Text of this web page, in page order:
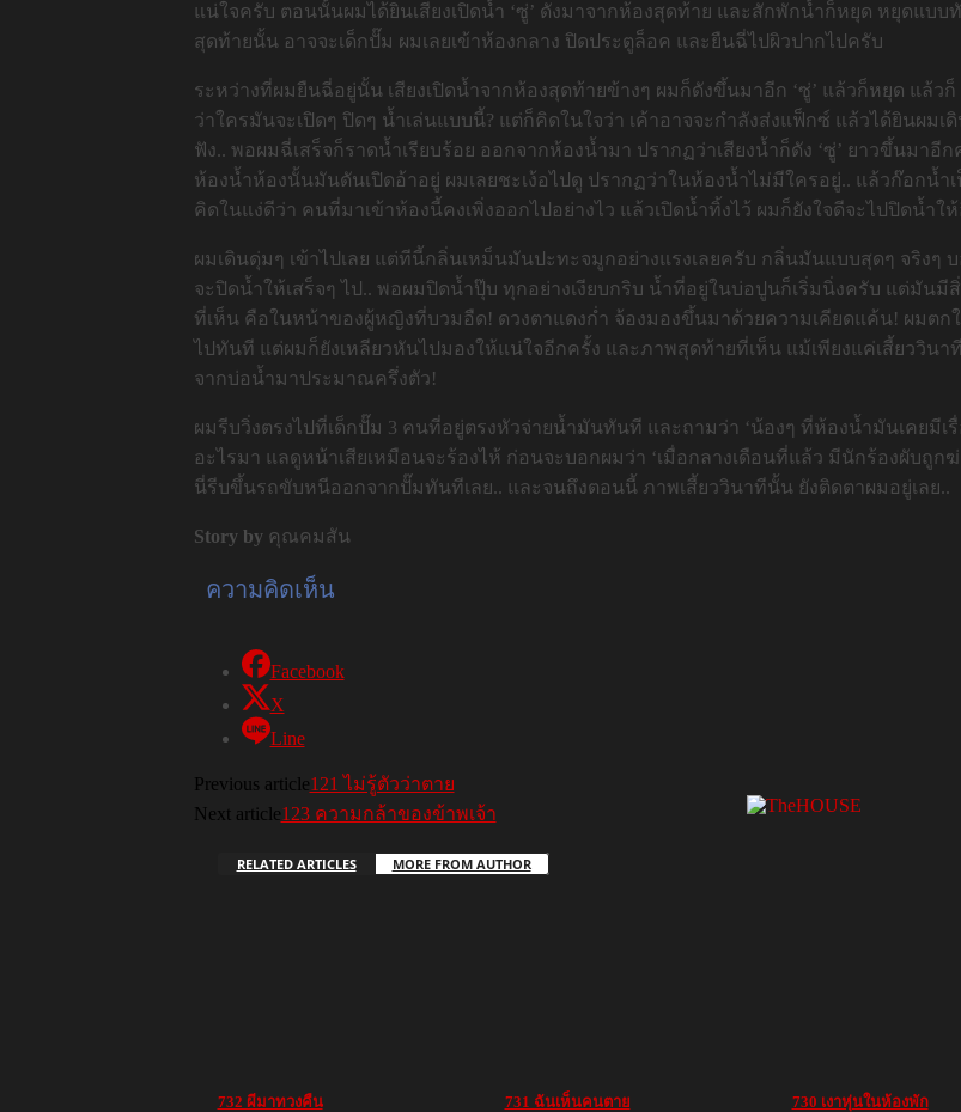
แน่ใจครับ ตอนนั้นผมได้ยินเสียงเปิดน้ำ ‘ซู่’ ดังมาจากห้องสุดท้าย และสักพักน้ำก็หยุด หยุดแบ
สุดท้ายนั้น อาจจะเด็กปั๊ม ผมเลยเข้าห้องกลาง ปิดประตูล็อค และยืนฉี่ไปผิวปากไปครับ
ระหว่างที่ผมยืนฉี่อยู่นั้น เสียงเปิดน้ำจากห้องสุดท้ายข้างๆ ผมก็ดังขึ้นมาอีก ‘ซู่’ แล้วก็หยุด แล้ว
ว่าใครมันจะเปิดๆ ปิดๆ น้ำเล่นแบบนี้? แต่ก็คิดในใจว่า เค้าอาจจะกำลังส่งแฟ็กซ์ แล้วได้ยินผมเ
ฟัง.. พอผมฉี่เสร็จก็ราดน้ำเรียบร้อย ออกจากห้องน้ำมา ปรากฏว่าเสียงน้ำก็ดัง ‘ซู่’ ยาวขึ้นมา
ห้องน้ำห้องนั้นมันดันเปิดอ้าอยู่ ผมเลยชะเง้อไปดู ปรากฏว่าในห้องน้ำไม่มีใครอยู่.. แล้วก๊อกน้
คิดในแง่ดีว่า คนที่มาเข้าห้องนี้คงเพิ่งออกไปอย่างไว แล้วเปิดน้ำทิ้งไว้ ผมก็ยังใจดีจะไปปิดน้ำใ
ผมเดินดุ่มๆ เข้าไปเลย แต่ทีนี้กลิ่นเหม็นมันปะทะจมูกอย่างแรงเลยครับ กลิ่นมันแบบสุดๆ จริงๆ
จะปิดน้ำให้เสร็จๆ ไป.. พอผมปิดน้ำปุ๊บ ทุกอย่างเงียบกริบ น้ำที่อยู่ในบ่อปูนก็เริ่มนิ่งครับ แต่มัน
ที่เห็น คือในหน้าของผู้หญิงที่บวมอืด! ดวงตาแดงก่ำ จ้องมองขึ้นมาด้วยความเคียดแค้น! ผมตก
ไปทันที แต่ผมก็ยังเหลียวหันไปมองให้แน่ใจอีกครั้ง และภาพสุดท้ายที่เห็น แม้เพียงแค่เสี้ยววิน
จากบ่อน้ำมาประมาณครึ่งตัว!
ผมรีบวิ่งตรงไปที่เด็กปั๊ม 3 คนที่อยู่ตรงหัวจ่ายน้ำมันทันที และถามว่า ‘น้องๆ ที่ห้องน้ำมันเคยมีเรื่
อะไรมา แลดูหน้าเสียเหมือนจะร้องไห้ ก่อนจะบอกผมว่า ‘เมื่อกลางเดือนที่แล้ว มีนักร้องผับถู
นี่รีบขึ้นรถขับหนีออกจากปั๊มทันทีเลย.. และจนถึงตอนนี้ ภาพเสี้ยววินาทีนั้น ยังติดตาผมอยู่เลย..
Story byคุณคมสัน
ความคิดเห็น
Facebook
X
Line
Previous article121 ไม่รู้ตัวว่าตาย
Next article123 ความกล้าของข้าพเจ้า
RELATED ARTICLES MORE FROM AUTHOR
732 ผีมาทวงคืน 731 ฉันเห็นคนตาย 730 เงาหุ่นในห้องพัก